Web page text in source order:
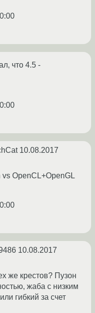
что 4.5 -
10.08.2017
vs OpenCL+OpenGL
10.08.2017
же крестов? Пузон
жаба с низким
гибкий за счет